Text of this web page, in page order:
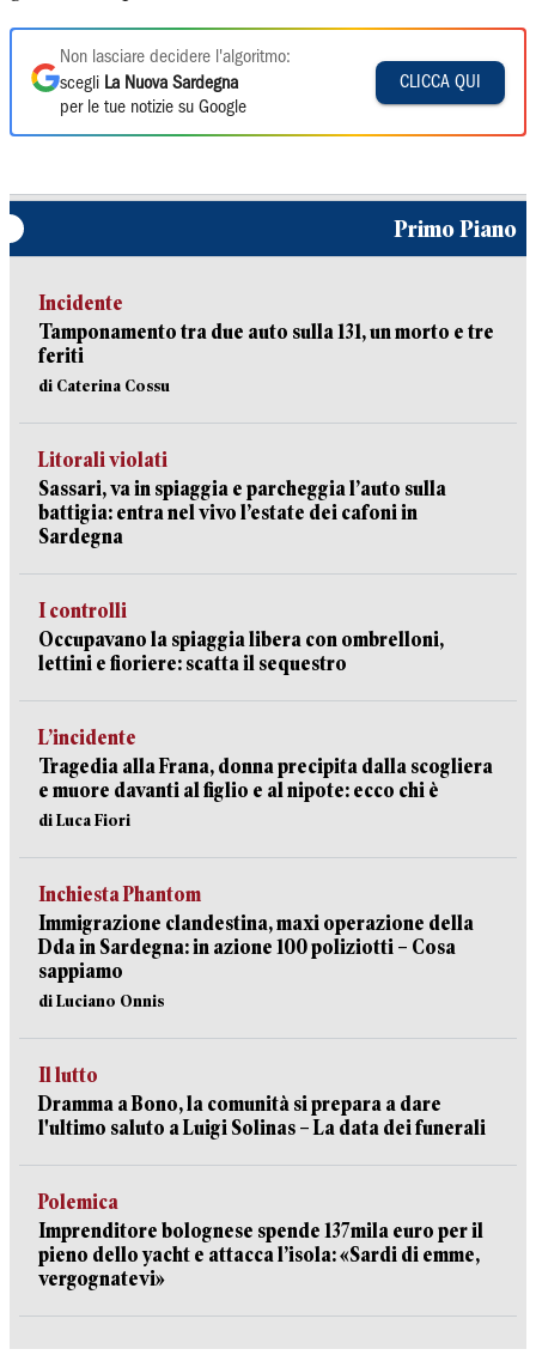
Non lasciare decidere l'algoritmo:
scegli La Nuova Sardegna
per le tue notizie su Google
CLICCA QUI
Primo Piano
Incidente
Tamponamento tra due auto sulla 131, un morto e tre
feriti
di Caterina Cossu
Litorali violati
Sassari, va in spiaggia e parcheggia l’auto sulla
battigia: entra nel vivo l’estate dei cafoni in
Sardegna
I controlli
Occupavano la spiaggia libera con ombrelloni,
lettini e fioriere: scatta il sequestro
L’incidente
Tragedia alla Frana, donna precipita dalla scogliera
e muore davanti al figlio e al nipote: ecco chi è
di Luca Fiori
Inchiesta Phantom
Immigrazione clandestina, maxi operazione della
Dda in Sardegna: in azione 100 poliziotti – Cosa
sappiamo
di Luciano Onnis
Il lutto
Dramma a Bono, la comunità si prepara a dare
l'ultimo saluto a Luigi Solinas – La data dei funerali
Polemica
Imprenditore bolognese spende 137mila euro per il
pieno dello yacht e attacca l’isola: «Sardi di emme,
vergognatevi»